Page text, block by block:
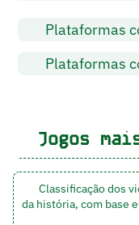
Plataformas
Plataformas
Jogos
Classificação dos
da história, com base